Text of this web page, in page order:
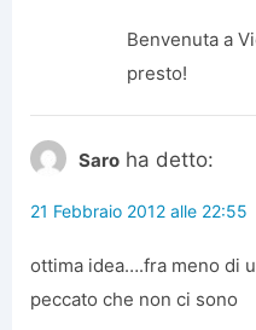
Benvenuta a
presto!
Saro ha detto:
21 Febbraio 2012 alle 22:55
ottima idea….fra meno di
peccato che non ci sono